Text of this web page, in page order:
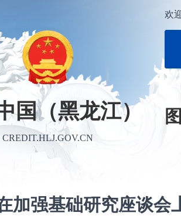
国（黑龙江）
CREDIT.HLJ.GOV.CN
欢
加强基础研究座谈会